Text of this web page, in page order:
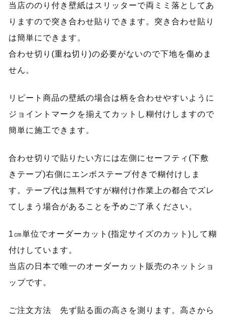
当店ののり付き壁紙はスリッターで両ミミ落としてあ
りますので突き合わせ貼りできます。突き合わせ貼り
は簡単にできます。
合わせ切り(重ね切り)の必要がないので下地を傷めま
せん。
リピート商品の壁紙の場合は柄を合わせやすいように
ジョイントマークを揃えてカットし糊付けしますので
簡単に施工できます。
合わせ切りで貼りたい方には左側にセーフティ(下敷
きテープ)右側にエンボステープ付きで糊付けしま
す。テープ代は無料ですが糊付け作業上の都合でズレ
てしまう場合があることを予めご了承ください。
1㎝単位でオーダーカット(指定サイズのカット)して糊
付けしています。
当店の日本で唯一のオーダーカット販売のネットショ
ップです。
ご注文方法 先ず貼る面の高さを測ります。高さから